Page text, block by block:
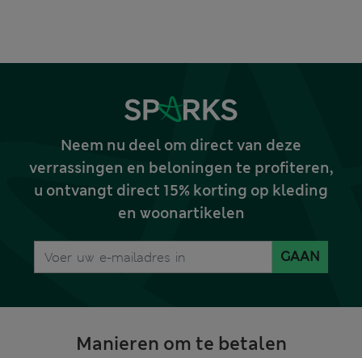
Neem nu deel om direct van deze
verrassingen en beloningen te profiteren,
u ontvangt direct 15% korting op kleding
en woonartikelen
GAAN
Manieren om te betalen